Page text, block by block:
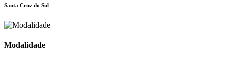
Santa Cruz do Sul
Modalidade